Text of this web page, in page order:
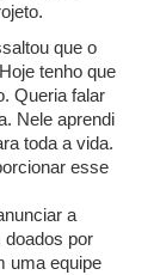
que o
tenho que
Queria falar
Nele aprendi
toda a vida.
esse
a
doados por
uma equipe